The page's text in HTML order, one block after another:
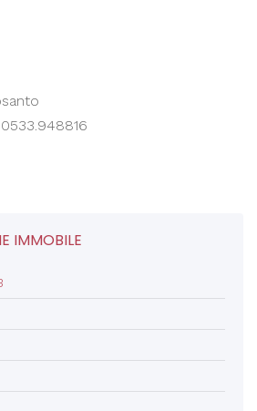
IMMOBILE